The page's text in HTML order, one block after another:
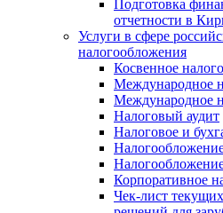
Подготовка
отчетности в
Услуги в сфере
налогообложения
Косвенное
Международное
Международное
Налоговый аудит
Налоговое и
Корпоративное
Чек-лист